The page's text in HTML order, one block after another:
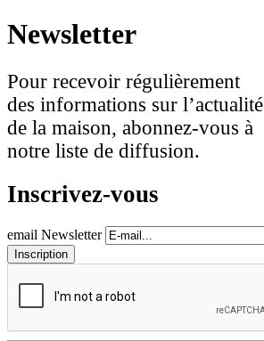
Newsletter
Pour recevoir régulièrement
des informations sur l’actualité
de la maison, abonnez-vous à
notre liste de diffusion.
Inscrivez-vous
email Newsletter